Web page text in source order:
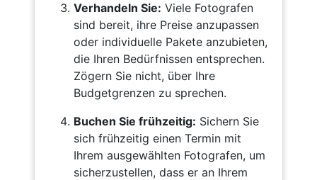
Verhandeln Sie: Viele Fotografen
sind bereit, ihre Preise anzupassen
oder individuelle Pakete anzubieten,
die Ihren Bedürfnissen entsprechen.
Zögern Sie nicht, über Ihre
Budgetgrenzen zu sprechen.
Buchen Sie frühzeitig: Sichern Sie
sich frühzeitig einen Termin mit
Ihrem ausgewählten Fotografen, um
sicherzustellen, dass er an Ihrem